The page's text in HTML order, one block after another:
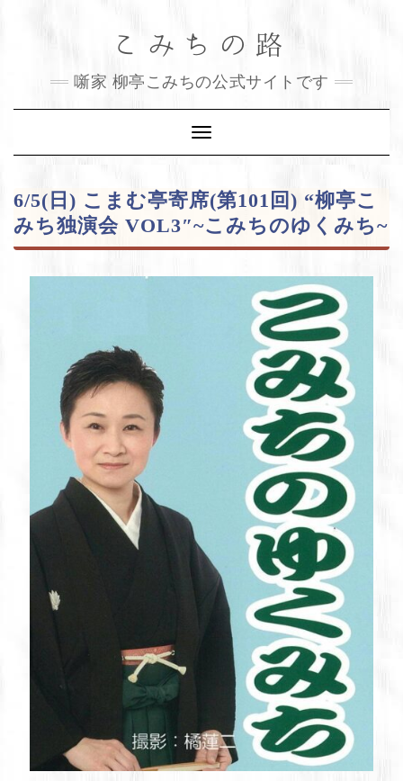
こみちの路
噺家 柳亭こみちの公式サイトです
Toggle
Navigation
6/5(日) こまむ亭寄席(第101回) “柳亭こ
みち独演会 VOL3″~こみちのゆくみち~